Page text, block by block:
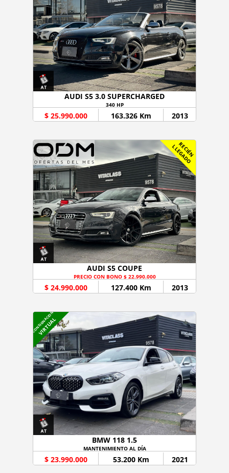
AUDI S5 3.0 SUPERCHARGED
340 HP
$ 25.990.000 163.326 Km 2013
R
E
C
I
É
N
L
L
E
G
A
D
O
AUDI S5 COUPE
PRECIO CON BONO $ 22.990.000
$ 24.990.000 127.400 Km 2013
CONSIGNACION
VIRTUAL
BMW 118 1.5
MANTENIMIENTO AL DÍA
$ 23.990.000 53.200 Km 2021